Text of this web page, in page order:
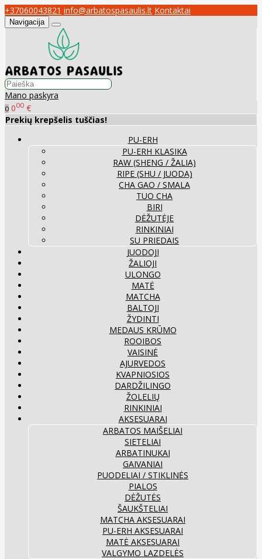
+37060043821 info@arbatospasaulis.lt Kontaktai
Navigacija
Mano paskyra
0 000 €
Prekių krepšelis tuščias!
PU-ERH
PU-ERH KLASIKA
RAW (SHENG / ŽALIA)
RIPE (SHU / JUODA)
CHA GAO / SMALA
TUO CHA
BIRI
DĖŽUTĖJE
RINKINIAI
SU PRIEDAIS
JUODOJI
ŽALIOJI
ULONGO
MATĖ
MATCHA
BALTOJI
ŽYDINTI
MEDAUS KRŪMO
ROOIBOS
VAISINĖ
AJURVEDOS
KVAPNIOSIOS
DARDŽILINGO
ŽOLELIŲ
RINKINIAI
AKSESUARAI
ARBATOS MAIŠELIAI
SIETELIAI
ARBATINUKAI
GAIVANIAI
PUODELIAI / STIKLINĖS
PIALOS
DĖŽUTĖS
ŠAUKŠTELIAI
MATCHA AKSESUARAI
PU-ERH AKSESUARAI
MATĖ AKSESUARAI
VALGYMO LAZDELĖS